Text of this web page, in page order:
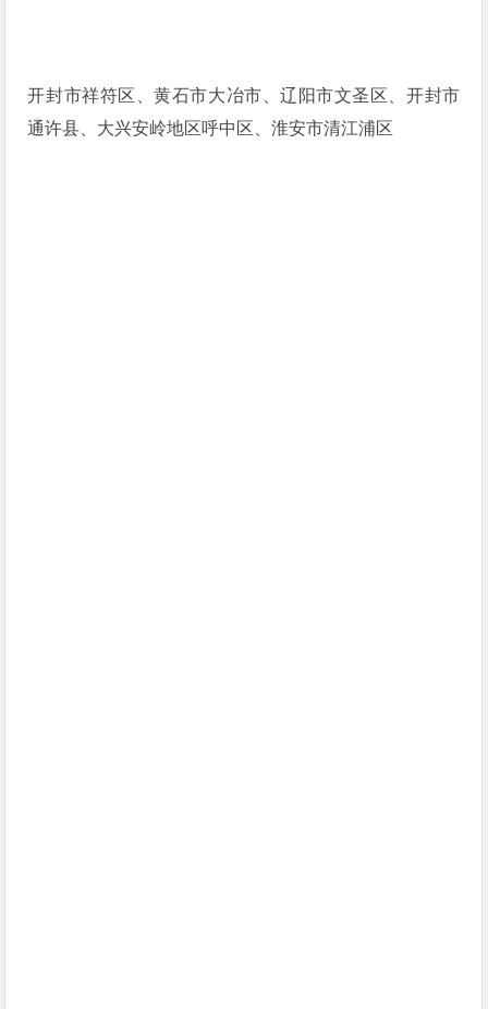
开封市祥符区、黄石市大冶市、辽阳市文圣区、开封市
通许县、大兴安岭地区呼中区、淮安市清江浦区